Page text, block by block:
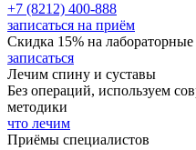
+7 (8212) 400-888
записаться на приём
Скидка 15% на
записаться
Лечим спину и суставы
Без операций, используем
методики
что лечим
Приёмы специалистов